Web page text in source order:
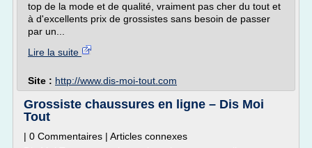
top de la mode et de qualité, vraiment pas cher du tout et
à d'excellents prix de grossistes sans besoin de passer
par un...
Lire la suite
Site : http://www.dis-moi-tout.com
Grossiste chaussures en ligne – Dis Moi
Tout
| 0 Commentaires | Articles connexes